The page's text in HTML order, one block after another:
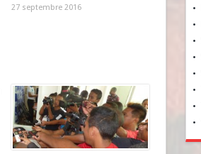
27 septembre 2016